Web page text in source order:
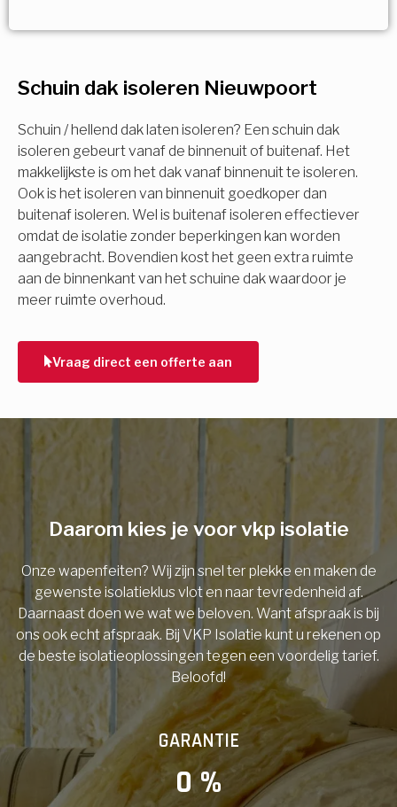
Schuin dak isoleren Nieuwpoort
Schuin / hellend dak laten isoleren? Een schuin dak
isoleren gebeurt vanaf de binnenuit of buitenaf. Het
makkelijkste is om het dak vanaf binnenuit te isoleren.
Ook is het isoleren van binnenuit goedkoper dan
buitenaf isoleren. Wel is buitenaf isoleren effectiever
omdat de isolatie zonder beperkingen kan worden
aangebracht. Bovendien kost het geen extra ruimte
aan de binnenkant van het schuine dak waardoor je
meer ruimte overhoud.
Vraag direct een offerte aan
Meerdere keuzes mogelijk
Isolatiemaatregel
Spouwisolatie
Vloerisolatie
Dakisolatie
Gevelisolatie
Vorige Volgende
subsidie!
Vul uw gegevens in en ontvang nu direct uw
berekening per mail.
Voornaam
Telefoonnummer
Vorige
Daarom kies je voor vkp isolatie
Onze wapenfeiten? Wij zijn snel ter plekke en maken de
gewenste isolatieklus vlot en naar tevredenheid af.
Daarnaast doen we wat we beloven. Want afspraak is bij
ons ook echt afspraak. Bij VKP Isolatie kunt u rekenen op
de beste isolatieoplossingen tegen een voordelig tarief.
Beloofd!
GARANTIE
0 %